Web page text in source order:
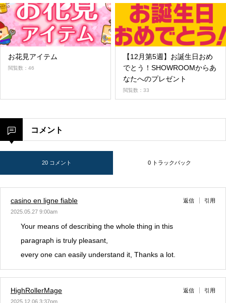
お花見アイテム
閲覧数：46
【12月第5週】お誕生日おめ
でとう！SHOWROOMからあ
なたへのプレゼント
閲覧数：33
コメント
20 コメント 0 トラックバック
casino en ligne fiable
2025.05.27 9:00am
返信 引用
Your means of describing the whole thing in this
paragraph is truly pleasant,
every one can easily understand it, Thanks a lot.
HighRollerMage
2025.12.06 3:37pm
返信 引用